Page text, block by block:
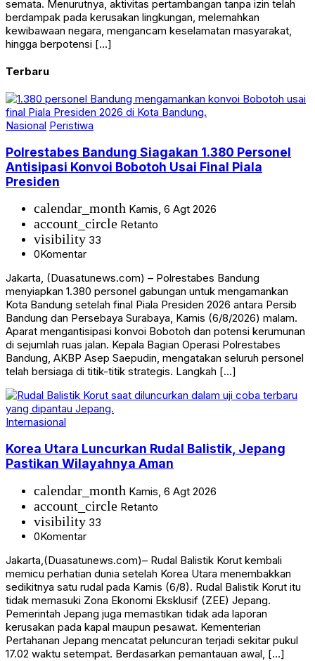
semata. Menurutnya, aktivitas pertambangan tanpa izin telah
berdampak pada kerusakan lingkungan, melemahkan
kewibawaan negara, mengancam keselamatan masyarakat,
hingga berpotensi […]
Terbaru
Nasional Peristiwa
Polrestabes Bandung Siagakan 1.380 Personel
Antisipasi Konvoi Bobotoh Usai Final Piala
Presiden
calendar_month Kamis, 6 Agt 2026
account_circle Retanto
visibility 33
0Komentar
Jakarta, (Duasatunews.com) – Polrestabes Bandung
menyiapkan 1.380 personel gabungan untuk mengamankan
Kota Bandung setelah final Piala Presiden 2026 antara Persib
Bandung dan Persebaya Surabaya, Kamis (6/8/2026) malam.
Aparat mengantisipasi konvoi Bobotoh dan potensi kerumunan
di sejumlah ruas jalan. Kepala Bagian Operasi Polrestabes
Bandung, AKBP Asep Saepudin, mengatakan seluruh personel
telah bersiaga di titik-titik strategis. Langkah […]
Internasional
Korea Utara Luncurkan Rudal Balistik, Jepang
Pastikan Wilayahnya Aman
calendar_month Kamis, 6 Agt 2026
account_circle Retanto
visibility 33
0Komentar
Jakarta,(Duasatunews.com)– Rudal Balistik Korut kembali
memicu perhatian dunia setelah Korea Utara menembakkan
sedikitnya satu rudal pada Kamis (6/8). Rudal Balistik Korut itu
tidak memasuki Zona Ekonomi Eksklusif (ZEE) Jepang.
Pemerintah Jepang juga memastikan tidak ada laporan
kerusakan pada kapal maupun pesawat. Kementerian
Pertahanan Jepang mencatat peluncuran terjadi sekitar pukul
17.02 waktu setempat. Berdasarkan pemantauan awal, […]